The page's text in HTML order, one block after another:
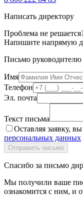
Написать директору
Проблема не
Напишите напрямую
Письмо руководителю
Имя
Телефон
Эл. почта
Текст письма
Оставляя заявку,
персональных данных
Спасибо за письмо
Мы получили ваше
ознакомится с ним, и